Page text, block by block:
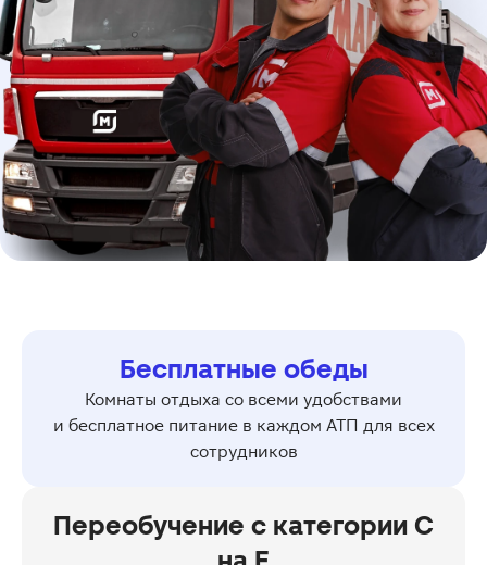
Бесплатные обеды
Комнаты отдыха со всеми удобствами
и бесплатное питание в каждом АТП для всех
сотрудников
Переобучение с категории C